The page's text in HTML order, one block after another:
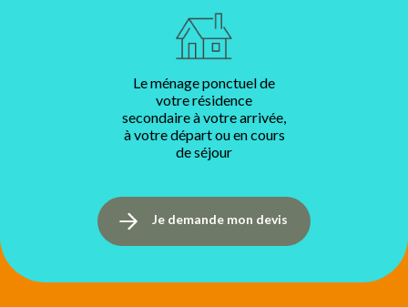
Le ménage ponctuel de
votre résidence
secondaire à votre arrivée,
à votre départ ou en cours
de séjour
Je demande mon devis